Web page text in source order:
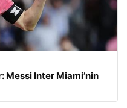
Messi Inter Miami’nin